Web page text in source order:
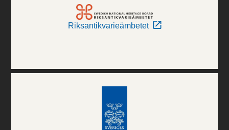
Riksantikvarieämbetet